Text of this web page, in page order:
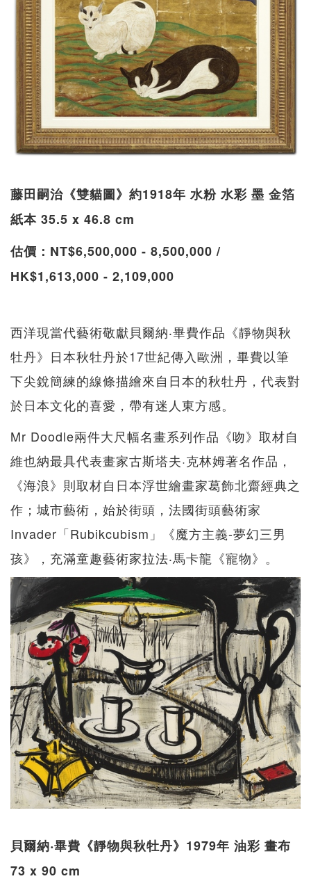
藤田嗣治《雙貓圖》約1918年 水粉 水彩 墨 金箔
紙本 35.5 x 46.8 cm
估價：NT$6,500,000 - 8,500,000 /
HK$1,613,000 - 2,109,000
西洋現當代藝術敬獻貝爾納‧畢費作品《靜物與秋
牡丹》日本秋牡丹於17世紀傳入歐洲，畢費以筆
下尖銳簡練的線條描繪來自日本的秋牡丹，代表對
於日本文化的喜愛，帶有迷人東方感。
Mr Doodle兩件大尺幅名畫系列作品《吻》取材自
維也納最具代表畫家古斯塔夫·克林姆著名作品，
《海浪》則取材自日本浮世繪畫家葛飾北齋經典之
作；城市藝術，始於街頭，法國街頭藝術家
Invader「Rubikcubism」《魔方主義-夢幻三男
孩》，充滿童趣藝術家拉法‧馬卡龍《寵物》。
貝爾納‧畢費《靜物與秋牡丹》1979年 油彩 畫布
73 x 90 cm